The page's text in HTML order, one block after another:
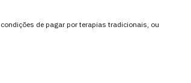
de pagar por terapias tradicionais, ou